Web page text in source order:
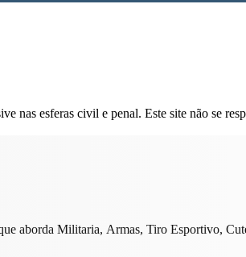
nas esferas civil e penal. Este site não se
aborda Militaria, Armas, Tiro Esportivo,